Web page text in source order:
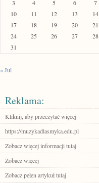
3
4 5 6 7
10
11 12 13 14
17
18 19 20 21
24
25 26 27 28
31
« Jul
Reklama:
Kliknij, aby przeczytać więcej
https://muzykadlasmyka.edu.pl
Zobacz więcej informacji tutaj
Zobacz więcej
Zobacz pełen artykuł tutaj